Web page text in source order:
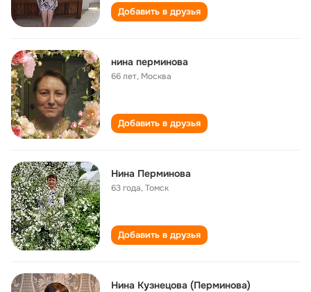
Добавить в друзья
нина перминова
66 лет, Москва
Добавить в друзья
Нина Перминова
63 года,Томск
Добавить в друзья
Нина Кузнецова (Перминова)